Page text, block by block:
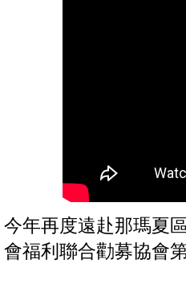
今年再度遠赴那瑪夏
會福利聯合勸募協會